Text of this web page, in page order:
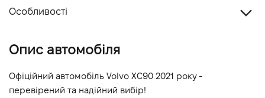
Потужність двигуна (к.с.)
Динаміка розгону 0-100 км/г
Особливості
Опис автомобіля
Офіційний автомобіль Volvo XC90 2021 року -
перевірений та надійний вибір!